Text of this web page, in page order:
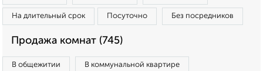
На длительный срок Посуточно Без посредников
Продажа комнат (745)
В общежитии В коммунальной квартире